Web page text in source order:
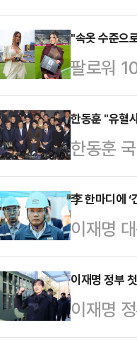
참모본
다고 7일
인원을
다음 날
구조 지
알려졌
해상에
"속옷 수준으
팔로워
나의 과
에 따르
스타디
착용했
트와 브
셜미디
태의 상
한동훈 "유혈
한동훈
대통령
다고 발
모 국민
침을 가
안 난 것'
다"라고
국회 본
李 한마디에 ‘
이재명
검토를
라는 취
기다.특
되자 업
이재명 정부
이재명
사면 명